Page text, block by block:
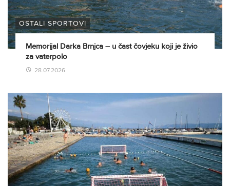
OSTALI SPORTOVI
Memorijal Darka Brnjca – u čast čovjeku koji je živio
za vaterpolo
28.07.2026